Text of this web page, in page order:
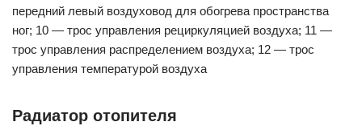
передний левый воздуховод для обогрева пространства
ног; 10 — трос управления рециркуляцией воздуха; 11 —
трос управления распределением воздуха; 12 — трос
управления температурой воздуха
Радиатор отопителя